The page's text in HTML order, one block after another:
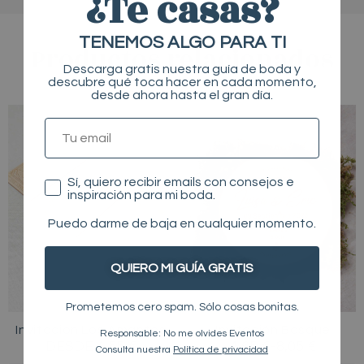
Productos relacionados
Invitación Los Amantes
DESDE 4,55 €
producto
múltiples
opciones
pueden
en
Varios modelos
Invitación Bosque
4,65€
4,65 €
8,05 €
tiene
múltiples
variantes.
Las
opciones
se
pueden
elegir
en
la
TENEMOS ALGO PARA TI
Descarga gratis nuestra guía de boda y
descubre qué toca hacer en cada momento,
desde ahora hasta el gran día.
Consentimiento
Sí, quiero recibir emails con consejos e
inspiración para mi boda.
Puedo darme de baja en cualquier momento.
QUIERO MI GUÍA GRATIS
Prometemos cero spam. Sólo cosas bonitas.
Responsable: No me olvides Eventos
Consulta nuestra Política de privacidad